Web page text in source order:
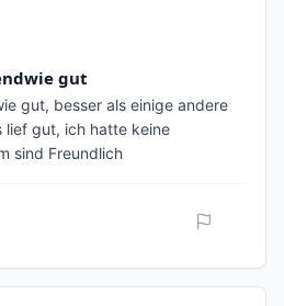
gut
gut, besser als einige andere
lief gut, ich hatte keine
sind Freundlich